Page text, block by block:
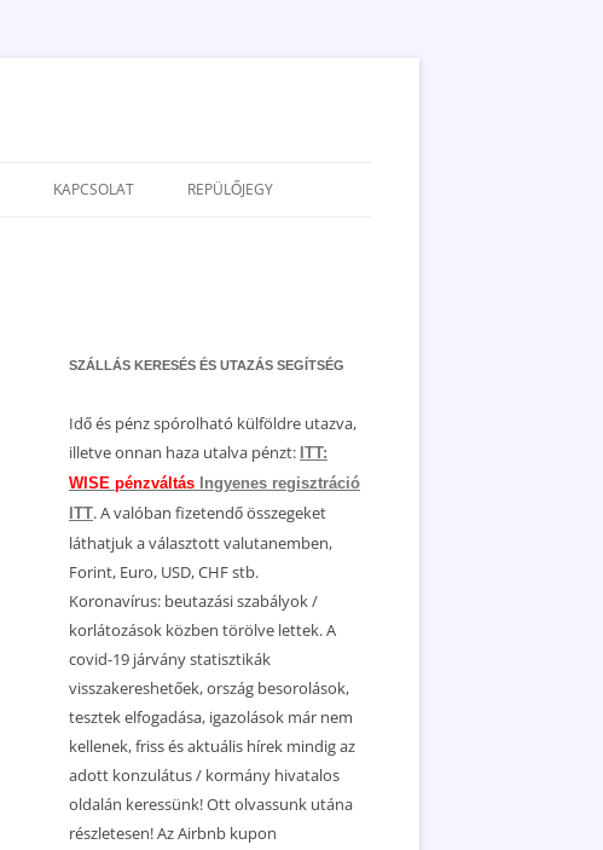
KAPCSOLAT REPÜLŐJEGY
SZÁLLÁS KERESÉS ÉS UTAZÁS SEGÍTSÉG
Idő és pénz spórolható külföldre utazva,
illetve onnan haza utalva pénzt: ITT:
WISE pénzváltás Ingyenes regisztráció
ITT. A valóban fizetendő összegeket
láthatjuk a választott valutanemben,
Forint, Euro, USD, CHF stb.
Koronavírus: beutazási szabályok /
korlátozások közben törölve lettek. A
covid-19 járvány statisztikák
visszakereshetőek, ország besorolások,
tesztek elfogadása, igazolások már nem
kellenek, friss és aktuális hírek mindig az
adott konzulátus / kormány hivatalos
oldalán keressünk! Ott olvassunk utána
részletesen! Az Airbnb kupon